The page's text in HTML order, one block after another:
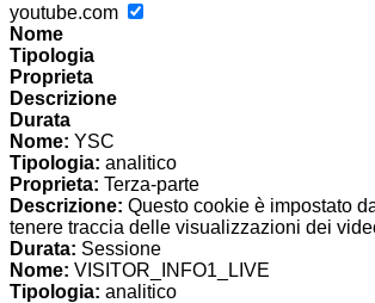
youtube.com
Nome
Tipologia
Proprieta
Descrizione
Durata
Nome: YSC
Tipologia: analitico
Proprieta: Terza-parte
Descrizione: Questo cookie è impostato
tenere traccia delle visualizzazioni dei
Durata: Sessione
Nome: VISITOR_INFO1_LIVE
Tipologia: analitico